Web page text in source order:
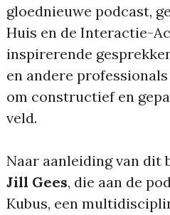
gloednieuwe podcast,
Huis en de Interactie-
inspirerende
en andere
om constructief en
veld.
Naar aanleiding van dit
Jill Gees, die aan de
Kubus, een